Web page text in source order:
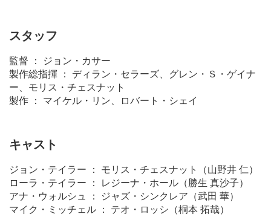
スタッフ
監督 ： ジョン・カサー
製作総指揮 ： ディラン・セラーズ、グレン・Ｓ・ゲイナ
ー、モリス・チェスナット
製作 ： マイケル・リン、ロバート・シェイ
キャスト
ジョン・テイラー ： モリス・チェスナット（山野井 仁）
ローラ・テイラー ： レジーナ・ホール（勝生 真沙子）
アナ・ウォルシュ ： ジャズ・シンクレア（武田 華）
マイク・ミッチェル ： テオ・ロッシ（桐本 拓哉）